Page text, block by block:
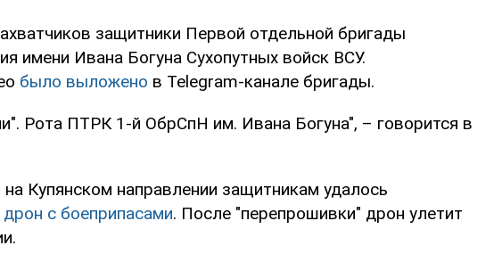
защитники Первой отдельной бригады
имени Ивана Богуна Сухопутных войск ВСУ.
было выложено в Telegram-канале бригады.
Рота ПТРК 1-й ОбрСпН им. Ивана Богуна", – говорится в
Купянском направлении защитникам удалось
с боеприпасами. После "перепрошивки" дрон улетит